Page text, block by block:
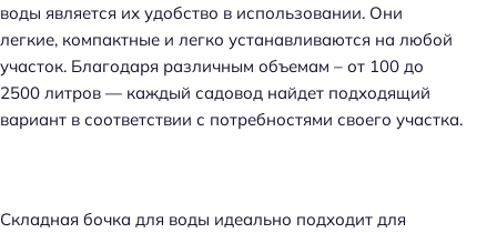
воды является их удобство в использовании. Они
легкие, компактные и легко устанавливаются на любой
участок. Благодаря различным объемам – от 100 до
2500 литров — каждый садовод найдет подходящий
вариант в соответствии с потребностями своего участка.
Складная бочка для воды идеально подходит для